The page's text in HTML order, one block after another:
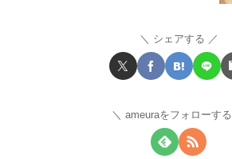
シェアする
ameuraをフォローする